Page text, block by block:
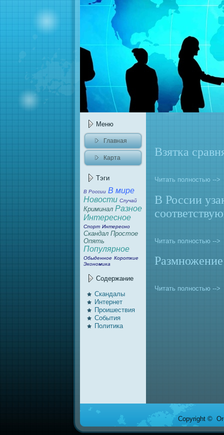
Меню
Главнaя
Карта
Тэги
В России В мире
Новости Случай
Криминaл Разное
Интересное
Спорт Интересно
Скандал Простое
Опять
Популярное
Обыденное Короткие
Экономика
Содержание
Скандалы
Интернeт
Проишествия
События
Политика
Взятка
Читать полностью -->
В России
Читать полностью -->
Читать полностью -->
Copyright ©